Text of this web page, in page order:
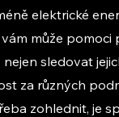
elektrické
může
sledovat
za různých
zohlednit, je